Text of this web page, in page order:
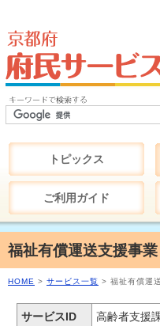
トピックス
ご利用ガイド
福祉有償運送支援事業
HOME > サービス一覧 > 福祉有償運
サービスID 高齢者支援